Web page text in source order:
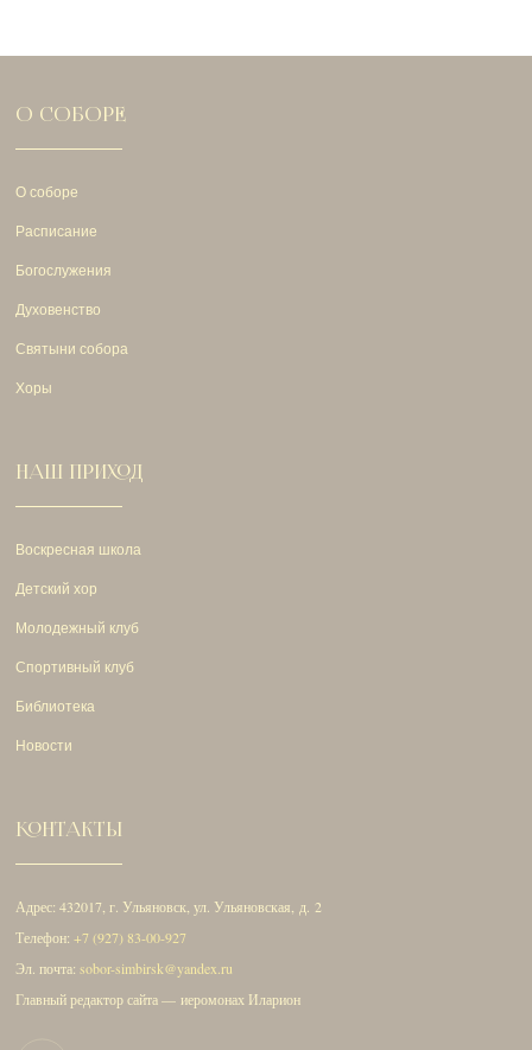
О СОБОРЕ
О соборе
Расписание
Богослужения
Духовенство
Святыни собора
Хоры
НАШ ПРИХОД
Воскресная школа
Детский хор
Молодежный клуб
Спортивный клуб
Библиотека
Новости
КОНТАКТЫ
Адрес: 432017, г. Ульяновск, ул. Ульяновская, д. 2
Телефон:+7 (927) 83-00-927
Эл. почта: sobor-simbirsk@yandex.ru
Главный редактор сайта — иеромонах Иларион